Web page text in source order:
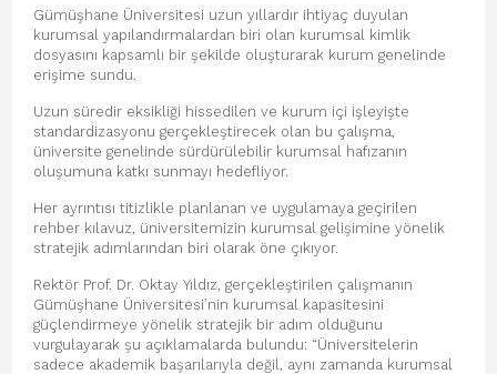
Gümüşhane Üniversitesi uzun yıllardır ihtiyaç duyulan
kurumsal yapılandırmalardan biri olan kurumsal kimlik
dosyasını kapsamlı bir şekilde oluşturarak kurum genelinde
erişime sundu.
Uzun süredir eksikliği hissedilen ve kurum içi işleyişte
standardizasyonu gerçekleştirecek olan bu çalışma,
üniversite genelinde sürdürülebilir kurumsal hafızanın
oluşumuna katkı sunmayı hedefliyor.
Her ayrıntısı titizlikle planlanan ve uygulamaya geçirilen
rehber kılavuz, üniversitemizin kurumsal gelişimine yönelik
stratejik adımlarından biri olarak öne çıkıyor.
Rektör Prof. Dr. Oktay Yıldız, gerçekleştirilen çalışmanın
Gümüşhane Üniversitesi’nin kurumsal kapasitesini
güçlendirmeye yönelik stratejik bir adım olduğunu
vurgulayarak şu açıklamalarda bulundu: “Üniversitelerin
sadece akademik başarılarıyla değil, aynı zamanda kurumsal